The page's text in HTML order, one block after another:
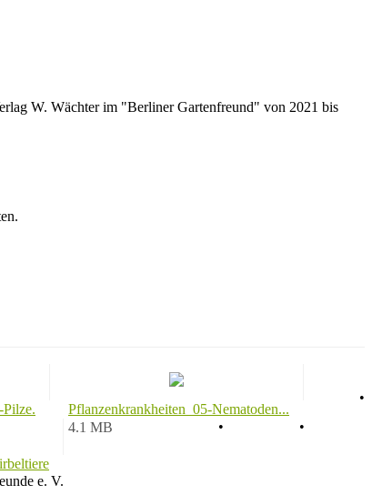
W. Wächter im "Berliner Gartenfreund" von 2021 bis
Pflanzenkrankheiten_05-Nematoden...
4.1 MB
•
• •
e. V.